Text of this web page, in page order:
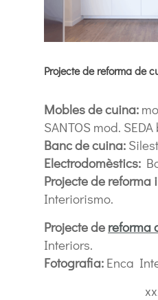
Projecte de reforma de
Mobles de cuina:
SANTOS mod.
Banc de cuina:
Electrodomèstics:
Projecte de reforma
Interiorismo.
Projecte de reforma
Interiors.
Fotografia: Enca